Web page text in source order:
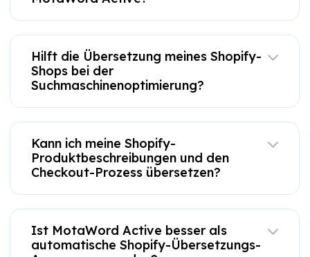
Hilft die Übersetzung meines Shopify-
Shops bei der
Suchmaschinenoptimierung?
Kann ich meine Shopify-
Produktbeschreibungen und den
Checkout-Prozess übersetzen?
Ist MotaWord Active besser als
automatische Shopify-Übersetzungs-